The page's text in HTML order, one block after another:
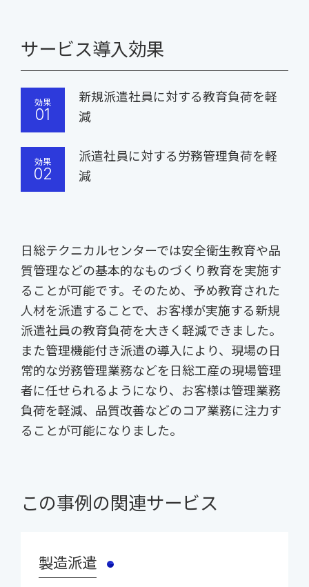
サービス導入効果
効果
01
新規派遣社員に対する教育負荷を軽
減
効果
02
派遣社員に対する労務管理負荷を軽
減
日総テクニカルセンターでは安全衛生教育や品
質管理などの基本的なものづくり教育を実施す
ることが可能です。そのため、予め教育された
人材を派遣することで、お客様が実施する新規
派遣社員の教育負荷を大きく軽減できました。
また管理機能付き派遣の導入により、現場の日
常的な労務管理業務などを日総工産の現場管理
者に任せられるようになり、お客様は管理業務
負荷を軽減、品質改善などのコア業務に注力す
ることが可能になりました。
この事例の関連サービス
製造派遣